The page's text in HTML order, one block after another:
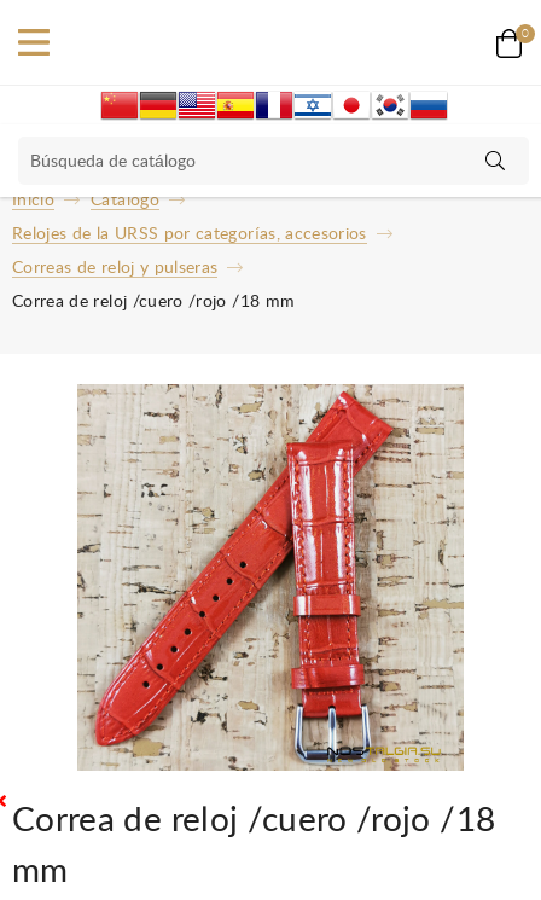
0
Inicio
Catalogo
Relojes de la URSS por categorías, accesorios
Correas de reloj y pulseras
Correa de reloj /cuero /rojo /18 mm
Correa de reloj /cuero /rojo /18
mm